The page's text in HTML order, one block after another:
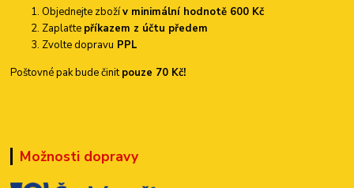
Objednejte zbožív minimální hodnotě 600 Kč
Zaplaťte příkazem z účtu předem
Zvolte dopravu PPL
Poštovné pak bude činitpouze 70 Kč!
Možnosti dopravy